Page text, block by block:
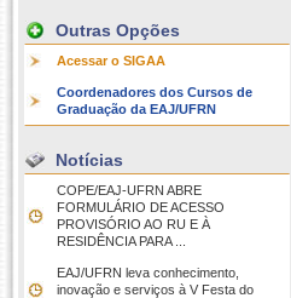
Outras Opções
Acessar o SIGAA
Coordenadores dos Cursos de
Graduação da EAJ/UFRN
Notícias
COPE/EAJ-UFRN ABRE
FORMULÁRIO DE ACESSO
PROVISÓRIO AO RU E À
RESIDÊNCIA PARA ...
EAJ/UFRN leva conhecimento,
inovação e serviços à V Festa do